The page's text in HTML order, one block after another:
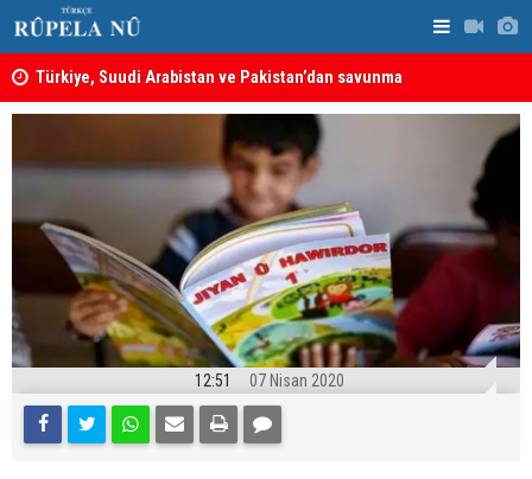
Türkiye, Suudi Arabistan ve Pakistan’dan savunma
anlaşması: Bir üyeye saldırı, tüm üyelere yapılmış
sayılacak
Önemli
12:51 07 Nisan 2020